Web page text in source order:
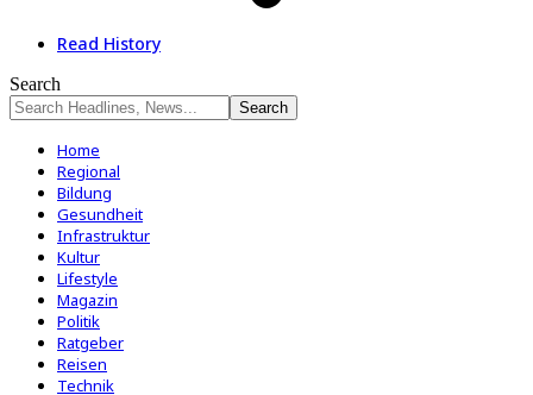
Read History
Search
Home
Regional
Bildung
Gesundheit
Infrastruktur
Kultur
Lifestyle
Magazin
Politik
Ratgeber
Reisen
Technik